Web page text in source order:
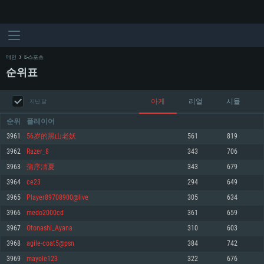
최소사양
운영체제: Windows 10 (64 bit)
프로세서: 2.2 GHz 듀얼코어 이상
최소사양
운영체제: Mac OS Big Sur 11.0
프로세서: 최소 2.2 GHz의 Core i5 (Intel Xeon 은 지원하지 않습니다)
최소사양
운영체제: 64bit Linux 중 최신 버전
프로세서: 2.4 GHz 듀얼코어
메인 E-스포츠
순위표
지난 달 아케 리얼 시뮬
순위 플레이어
3961 56岁的黑山老妖 561 819
3962 Razer_8 343 706
3963 蒲序淸夏 343 679
3964 ce23 294 649
3965 Player89708900@live 305 634
3966 medo2000cd 361 659
3967 Otonashi_Ayana 310 603
3968 agile-coat5@psn 384 742
3969 mayole123 322 676